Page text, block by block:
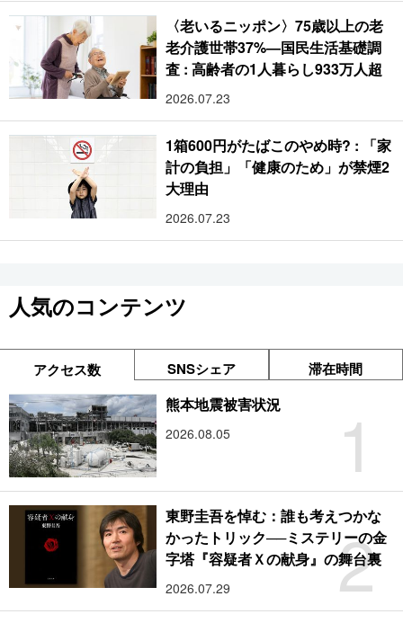
〈老いるニッポン〉75歳以上の老
老介護世帯37%―国民生活基礎調
査 : 高齢者の1人暮らし933万人超
2026.07.23
1箱600円がたばこのやめ時? : 「家
計の負担」「健康のため」が禁煙2
大理由
2026.07.23
人気のコンテンツ
アクセス数 SNSシェア 滞在時間
1
熊本地震被害状況
2026.08.05
2
東野圭吾を悼む：誰も考えつかな
かったトリック──ミステリーの金
字塔『容疑者Ｘの献身』の舞台裏
2026.07.29